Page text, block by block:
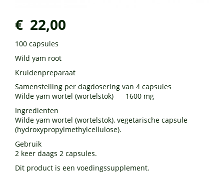
€ 22,00
100 capsules
Wild yam root
Kruidenpreparaat
Samenstelling per dagdosering van 4 capsules
Wilde yam wortel (wortelstok) 1600 mg
Ingredienten
Wilde yam wortel (wortelstok), vegetarische capsule
(hydroxypropylmethylcellulose).
Gebruik
2 keer daags 2 capsules.
Dit product is een voedingssupplement.